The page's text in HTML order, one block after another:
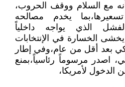
مع السلام ووقف الحروب،
يخدم مصالحه
الذي يواجه داخلياً
يخشى الخسارة في الإنتخابات
بعد أقل من عام،وفي إطار
اصدر مرسوماً رئاسياً،بمنع
الدخول لأمريكا،